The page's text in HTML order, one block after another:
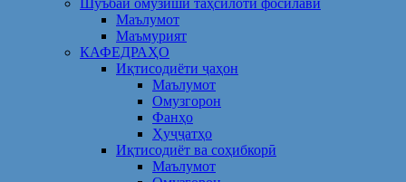
Шуъбаи омӯзиши таҳсилоти фосилавӣ
Маълумот
Маъмурият
КАФЕДРАҲО
Иқтисодиёти ҷаҳон
Маълумот
Омузгорон
Фанҳо
Ҳуҷҷатҳо
Иқтисодиёт ва соҳибкорӣ
Маълумот